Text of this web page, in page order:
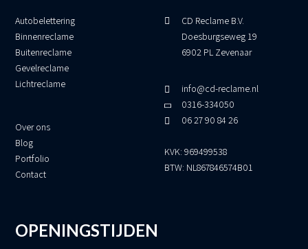
Autobelettering
Binnenreclame
Buitenreclame
Gevelreclame
Lichtreclame
Over ons
Blog
Portfolio
Contact
CD Reclame B.V.
Doesburgseweg 19
6902 PL Zevenaar
info@cd-reclame.nl
0316-334050
06 27 90 84 26
KVK: 969499538
BTW: NL867846574B01
OPENINGSTIJDEN